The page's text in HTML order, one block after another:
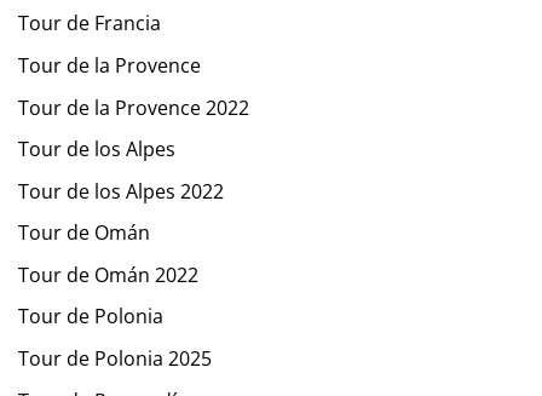
Tour de Francia
Tour de la Provence
Tour de la Provence 2022
Tour de los Alpes
Tour de los Alpes 2022
Tour de Omán
Tour de Omán 2022
Tour de Polonia
Tour de Polonia 2025